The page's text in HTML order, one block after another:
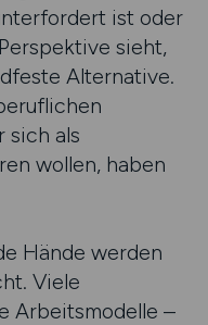
ist oder
sieht,
Alternative.
sich als
wollen, haben
Hände werden
Viele
Arbeitsmodelle –